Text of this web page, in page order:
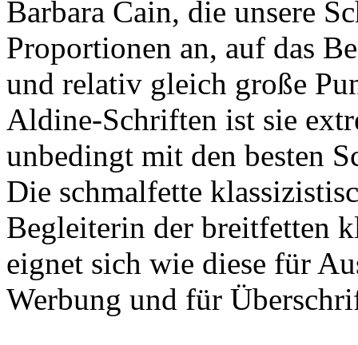
Barbara Cain, die unsere
Proportionen an, auf das
und relativ gleich große
Aldine-Schriften ist sie
unbedingt mit den besten
Die schmalfette
Begleiterin der breitfetten
eignet sich wie diese für
Werbung und für